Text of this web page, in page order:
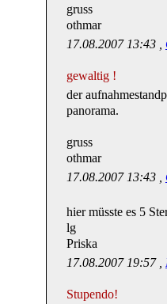
gruss
othmar
17.08.2007 13:43 ,
gewaltig !
der
panorama.
gruss
othmar
17.08.2007 13:43 ,
hier müsste es 5
lg
Priska
17.08.2007 19:57 ,
Stupendo!